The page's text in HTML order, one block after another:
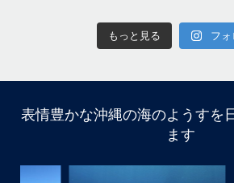
もっと見る フォ
表情豊かな沖縄の海のようすを
ます